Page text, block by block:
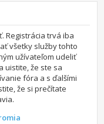
Registrácia trvá iba
všetky služby tohto
užívateľom udeliť
uistite, že ste sa
fóra a s ďalšími
že si prečítate